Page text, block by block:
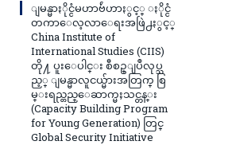
ျမန္မာႏိုင္ငံမဟာဗ်ဴဟာႏွင့္ ႏိုင္ငံ
တကာေလ့လာေရးအဖြဲ႕ႏွင့္
China Institute of
International Studies (CIIS)
တို႔ ပူးေပါင္း စီစဥ္ျပဳလုပ္သ
ည့္ ျမန္မာလူငယ္မ်ားအတြက္ စြ
မ္းရည္တည္ေဆာက္မႈသင္တန္း
(Capacity Building Program
for Young Generation) တြင္
Global Security Initiative